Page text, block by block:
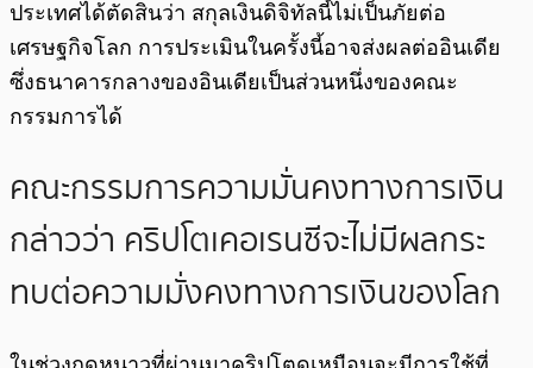
ประเทศได้ตัดสินว่า สกุลเงินดิจิทัลนี้ไม่เป็นภัยต่อ
เศรษฐกิจโลก การประเมินในครั้งนี้อาจส่งผลต่ออินเดีย
ซึ่งธนาคารกลางของอินเดียเป็นส่วนหนึ่งของคณะ
กรรมการได้
คณะกรรมการความมั่นคงทางการเงิน
กล่าวว่า คริปโตเคอเรนซีจะไม่มีผลกระ
ทบต่อความมั่งคงทางการเงินของโลก